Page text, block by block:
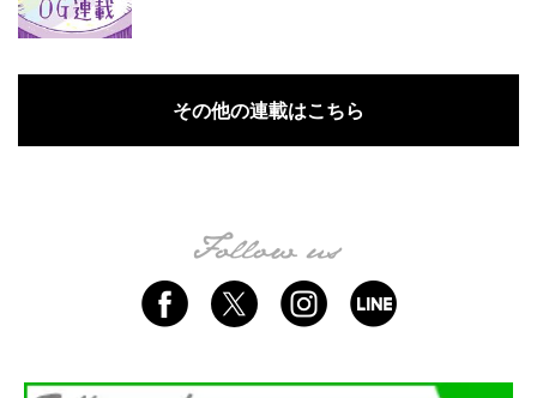
その他の連載はこちら